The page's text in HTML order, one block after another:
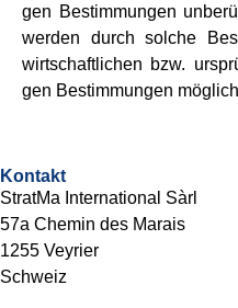
gen Bestim­mun­gen
wer­den durch sol­che
wirt­schaft­li­chen bzw.
gen Bestim­mun­gen
Kontakt
StratMa International Sàrl
57a Chemin des Marais
1255 Veyrier
Schweiz